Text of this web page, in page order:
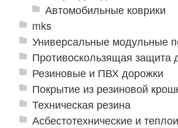
Автомобильные коврики
mks
Универсальные модульные
Противоскользящая
Резиновые и ПВХ дорожки
Покрытие из резиновой
Техническая резина
Асбестотехнические и